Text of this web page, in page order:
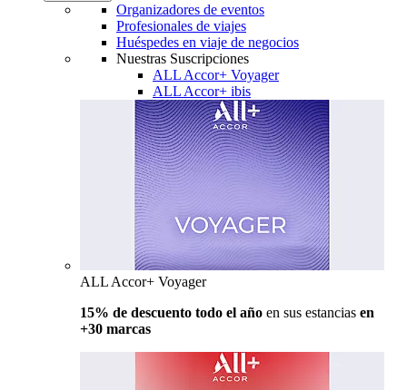
Organizadores de eventos
Profesionales de viajes
Huéspedes en viaje de negocios
Nuestras Suscripciones
ALL Accor+ Voyager
ALL Accor+ ibis
ALL Accor+ Voyager
15% de descuento todo el año en sus estancias en
+30 marcas